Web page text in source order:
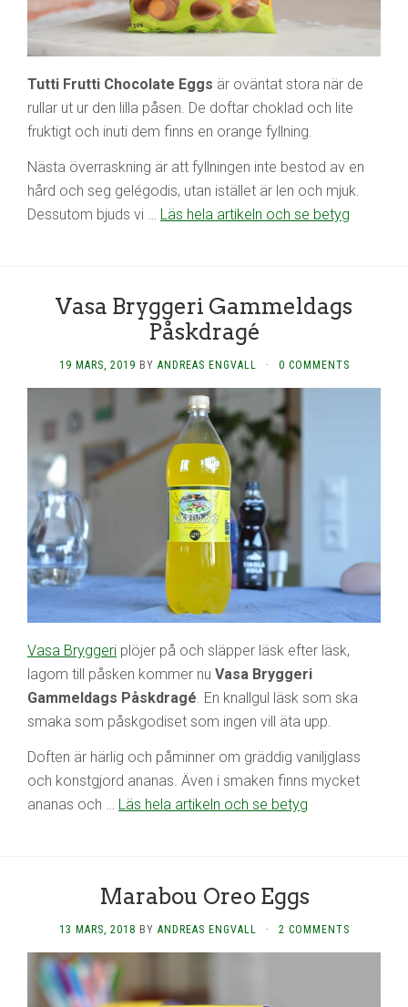
Tutti Frutti Chocolate Eggs är oväntat stora när de
rullar ut ur den lilla påsen. De doftar choklad och lite
fruktigt och inuti dem finns en orange fyllning.
Nästa överraskning är att fyllningen inte bestod av en
hård och seg gelégodis, utan istället är len och mjuk.
Dessutom bjuds vi … Läs hela artikeln och se betyg
Vasa Bryggeri Gammeldags
Påskdragé
19 MARS, 2019 BY ANDREAS ENGVALL · 0 COMMENTS
Vasa Bryggeri plöjer på och släpper läsk efter läsk,
lagom till påsken kommer nu Vasa Bryggeri
Gammeldags Påskdragé. En knallgul läsk som ska
smaka som påskgodiset som ingen vill äta upp.
Doften är härlig och påminner om gräddig vaniljglass
och konstgjord ananas. Även i smaken finns mycket
ananas och … Läs hela artikeln och se betyg
Marabou Oreo Eggs
13 MARS, 2018 BY ANDREAS ENGVALL · 2 COMMENTS